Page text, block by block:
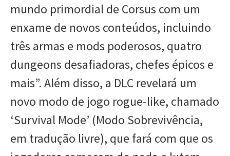
mundo primordial de Corsus com um
enxame de novos conteúdos, incluindo
três armas e mods poderosos, quatro
dungeons desafiadoras, chefes épicos e
mais”. Além disso, a DLC revelará um
novo modo de jogo rogue-like, chamado
‘Survival Mode’ (Modo Sobrevivência,
em tradução livre), que fará com que os